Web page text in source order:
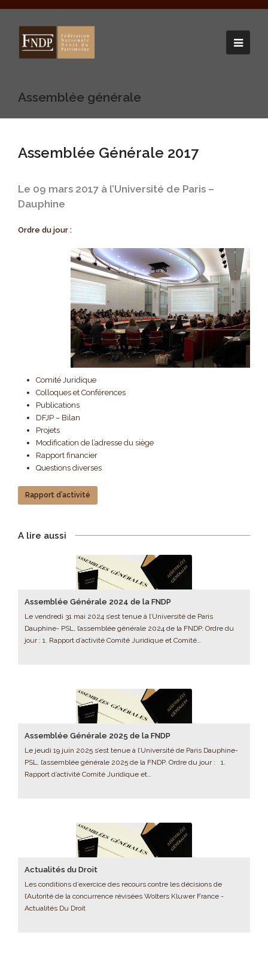
Assemblée générale
Assemblée Générale 2017
Le 09 mars 2017 à l’Université de Paris –
Dauphine
Ordre du jour :
Comité Juridique
Colloques et Conférences
Publications
DFJP – Bilan
Projets
Modification de l’adresse du siège
Rapport financier
Questions diverses
Rapport d’activité
A lire aussi
Assemblée Générale 2024 de la FNDP
Le vendredi 31 mai 2024 s’est tenue à l’Université de Paris
Dauphine- PSL, l’assemblée générale 2024 de la FNDP. Ordre du
jour : 1. Rapport d’activité Comité Juridique et Comité…
Assemblée Générale 2025 de la FNDP
Le jeudi 19 juin 2025 s’est tenue à l’Université de Paris Dauphine-
PSL, l’assemblée générale 2025 de la FNDP. Ordre du jour : 1.
Rapport d’activité Comité Juridique et…
Actualités du Droit
Les conditions d’exercice des recours contre les décisions de
l’Autorité de la concurrence révisées Wolters Kluwer France -
Actualités Du Droit